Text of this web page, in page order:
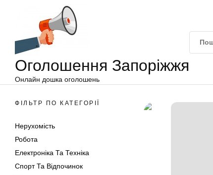
Оголошення Запоріжжя
Онлайн дошка оголошень
ФІЛЬТР ПО КАТЕГОРІЇ
Нерухомість
Робота
Електроніка Та Техніка
Спорт Та Відпочинок